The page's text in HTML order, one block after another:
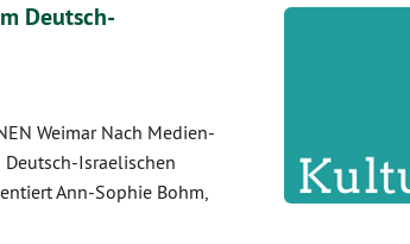
Deutsch-
Weimar Nach Medien-
Israelischen
Ann-Sophie Bohm,